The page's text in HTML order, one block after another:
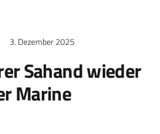
3. Dezember 2025
Sahand wieder
Marine